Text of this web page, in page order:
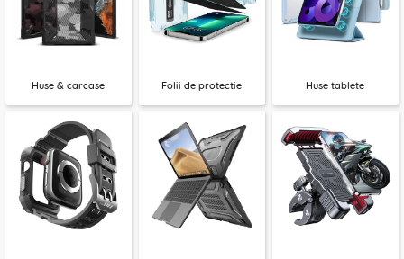
Huse & carcase Folii de protectie Huse tablete